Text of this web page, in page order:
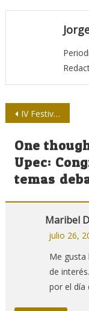
de
entradas
IV Festival de la Comunicación: una segunda jornada para comunidad
One
Upec:
temas
Maribel
julio 26,
Me gusta
de
por el día